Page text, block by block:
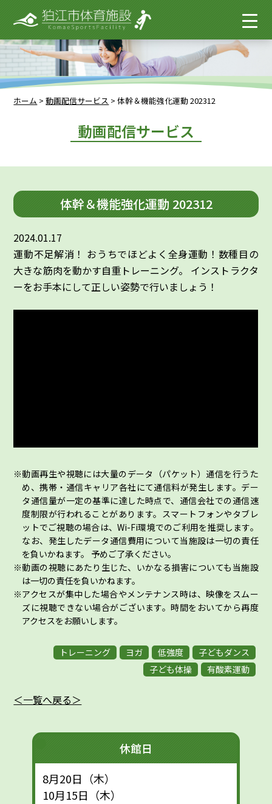
ホーム >動画配信サービス >体幹＆機能強化運動 202312
動画配信サービス
体幹＆機能強化運動 202312
2024.01.17
運動不足解消！ おうちでほどよく全身運動！数種目の
大きな筋肉を動かす自重トレーニング。 インストラクタ
ーをお手本にして正しい姿勢で行いましょう！
動画再生や視聴には大量のデータ（パケット）通信を行うた
め、携帯・通信キャリア各社にて通信料が発生します。デー
タ通信量が一定の基準に達した時点で、通信会社での通信速
度制限が行われることがあります。スマートフォンやタブレ
ットでご視聴の場合は、Wi-Fi環境でのご利用を推奨します。
なお、発生したデータ通信費用について当施設は一切の責任
を負いかねます。 予めご了承ください。
動画の視聴にあたり生じた、いかなる損害についても当施設
は一切の責任を負いかねます。
アクセスが集中した場合やメンテナンス時は、映像をスムー
ズに視聴できない場合がございます。時間をおいてから再度
アクセスをお願いします。
トレーニング ヨガ 低強度
子どもダンス
子ども体操
有酸素運動
＜一覧へ戻る＞
休館日
8月20日（木）
10月15日（木）